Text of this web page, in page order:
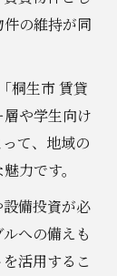
の維持が同
桐生市 賃貸
や学生向け
て、地域の
力です。
備投資が必
への備えも
活用するこ